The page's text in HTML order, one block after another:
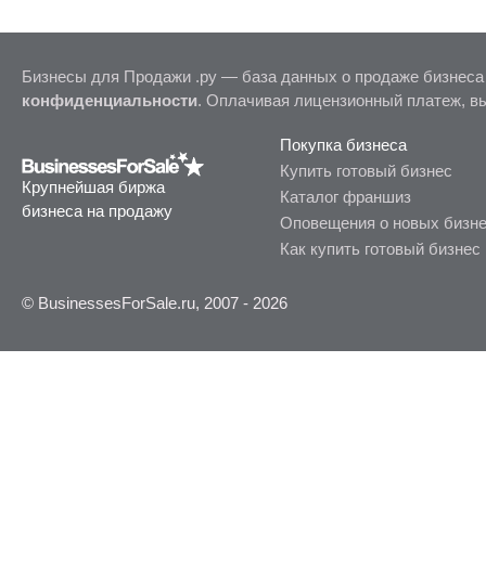
Бизнесы для Продажи .ру — база данных о продаже
конфиденциальности. Оплачивая лицензионный платеж,
Крупнейшая биржа
бизнеса на продажу
Покупка бизнеса
Купить готовый бизнес
Каталог франшиз
Оповещения о новых
Как купить готовый бизнес
© BusinessesForSale.ru, 2007 - 2026